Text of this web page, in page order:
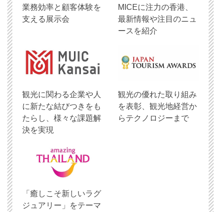
業務効率と顧客体験を
支える展示会
MICEに注力の香港、
最新情報や注目のニュ
ースを紹介
観光に関わる企業や人
に新たな結びつきをも
たらし、様々な課題解
決を実現
観光の優れた取り組み
を表彰、観光地経営か
らテクノロジーまで
「癒しこそ新しいラグ
ジュアリー」をテーマ